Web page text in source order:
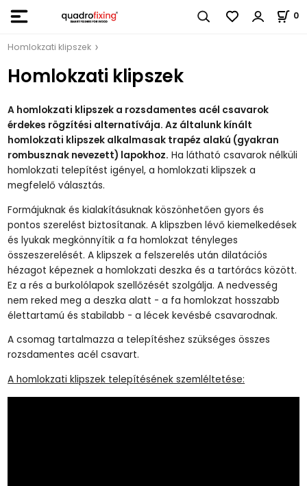
0
Homlokzati klipszek
Homlokzati klipszek
A homlokzati klipszek a rozsdamentes acél csavarok
érdekes rögzítési alternatívája. Az általunk kínált
homlokzati klipszek alkalmasak trapéz alakú (gyakran
rombusznak nevezett) lapokhoz. Ha látható csavarok nélküli
homlokzati telepítést igényel, a homlokzati klipszek a
megfelelő választás.
Formájuknak és kialakításuknak köszönhetően gyors és
pontos szerelést biztosítanak. A klipszben lévő kiemelkedések
és lyukak megkönnyítik a fa homlokzat tényleges
összeszerelését. A klipszek a felszerelés után dilatációs
hézagot képeznek a homlokzati deszka és a tartórács között.
Ez a rés a burkolólapok szellőzését szolgálja. A nedvesség
nem reked meg a deszka alatt - a fa homlokzat hosszabb
élettartamú és stabilabb - a lécek kevésbé csavarodnak.
A csomag tartalmazza a telepítéshez szükséges összes
rozsdamentes acél csavart.
A homlokzati klipszek telepítésének szemléltetése: